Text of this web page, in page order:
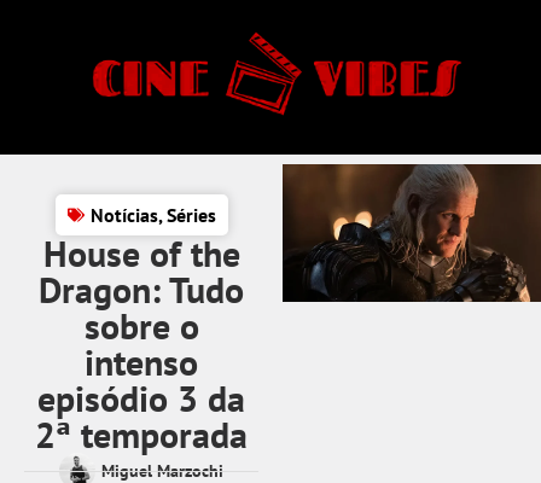
Notícias,Séries
House of the
Dragon: Tudo
sobre o
intenso
episódio 3 da
2ª temporada
Miguel Marzochi